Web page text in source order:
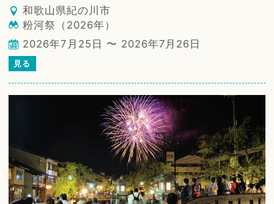
和歌山県紀の川市
粉河祭（2026年）
2026年7月25日 〜 2026年7月26日
見る